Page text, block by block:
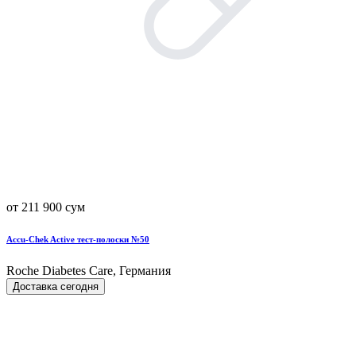
от 211 900 сум
Accu-Chek Active тест-полоски №50
Roche Diabetes Care, Германия
Доставка сегодня